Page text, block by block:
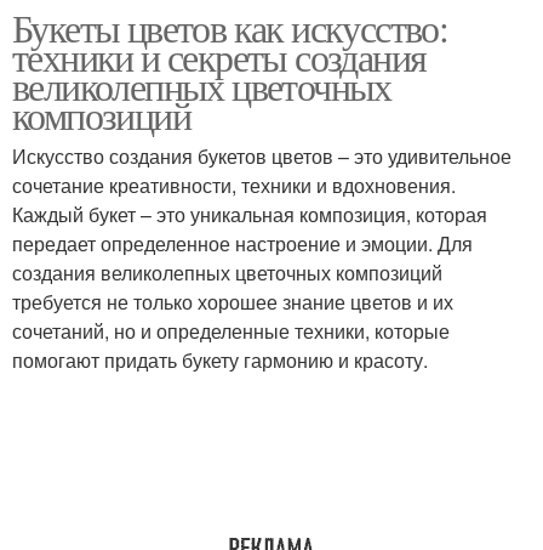
Букеты цветов как искусство:
техники и секреты создания
великолепных цветочных
композиций
Искусство создания букетов цветов – это удивительное
сочетание креативности, техники и вдохновения.
Каждый букет – это уникальная композиция, которая
передает определенное настроение и эмоции. Для
создания великолепных цветочных композиций
требуется не только хорошее знание цветов и их
сочетаний, но и определенные техники, которые
помогают придать букету гармонию и красоту.